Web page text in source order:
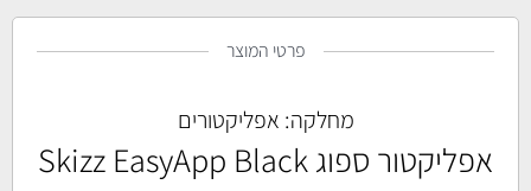
פרטי המוצר
מחלקה: אפליקטורים
אפליקטור ספוג Skizz EasyApp Black